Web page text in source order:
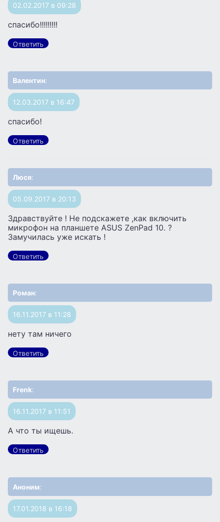
02.02.2017 в 09:28
спасибо!!!!!!!!!
Ответить
Валентин:
12.03.2017 в 16:47
спасибо!
Ответить
Люся:
05.09.2017 в 20:13
Здравствуйте ! Не подскажете ,как включить
микрофон на планшете АSUS ZenPad 10. ?
Замучилась уже искать !
Ответить
Роман:
16.11.2017 в 11:28
нету там ничего
Ответить
Frenk:
16.11.2017 в 11:51
А что ты ищешь.
Ответить
Аноним:
17.01.2018 в 16:18